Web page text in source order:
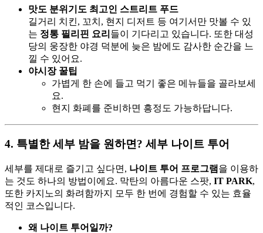
맛도 분위기도 최고인 스트리트 푸드
길거리 치킨, 꼬치, 현지 디저트 등 여기서만 맛볼 수 있
는 정통 필리핀 요리 들이 기다리고 있습니다. 또한 대성
당의 웅장한 야경 덕분에 늦은 밤에도 감사한 순간을 느
낄 수 있어요.
야시장 꿀팁
가볍게 한 손에 들고 먹기 좋은 메뉴들을 골라보세
요.
현지 화폐를 준비하면 흥정도 가능하답니다.
4. 특별한 세부 밤을 원하면? 세부 나이트 투어
세부를 제대로 즐기고 싶다면, 나이트 투어 프로그램을 이용하
는 것도 하나의 방법이에요. 막탄의 아름다운 스팟, IT PARK,
또한 카지노의 화려함까지 모두 한 번에 경험할 수 있는 효율
적인 코스입니다.
왜 나이트 투어일까?